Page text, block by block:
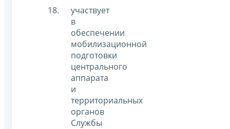
участвует
в
обеспечении
мобилизационной
подготовки
центрального
аппарата
и
территориальных
органов
Службы